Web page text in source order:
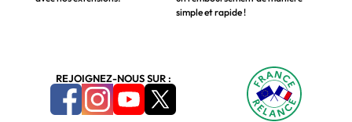
simple et rapide !
REJOIGNEZ-NOUS SUR :